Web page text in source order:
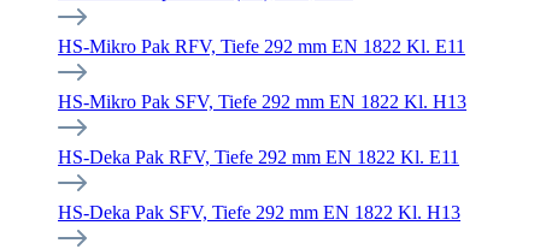
HS-Mikro Pak RFV, Tiefe 292 mm EN 1822 Kl. E11
HS-Mikro Pak SFV, Tiefe 292 mm EN 1822 Kl. H13
HS-Deka Pak RFV, Tiefe 292 mm EN 1822 Kl. E11
HS-Deka Pak SFV, Tiefe 292 mm EN 1822 Kl. H13